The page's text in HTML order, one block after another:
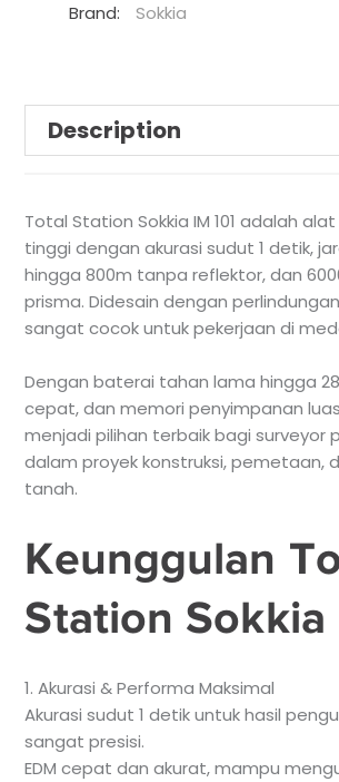
Brand:
Sokkia
Description
Total Station Sokkia IM 101 adalah
tinggi dengan akurasi sudut 1 detik,
hingga 800m tanpa reflektor, dan
prisma. Didesain dengan
sangat cocok untuk pekerjaan di
Dengan baterai tahan lama hingga 28
cepat, dan memori penyimpanan luas,
menjadi pilihan terbaik bagi surveyor
dalam proyek konstruksi, pemetaan,
tanah.
Keunggulan
Station Sokkia
1. Akurasi & Performa Maksimal
Akurasi sudut 1 detik untuk hasil
sangat presisi.
EDM cepat dan akurat, mampu